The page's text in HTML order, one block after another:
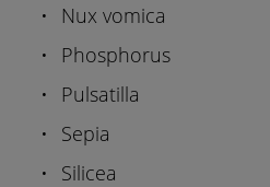
Nux vomica
Phosphorus
Pulsatilla
Sepia
Silicea